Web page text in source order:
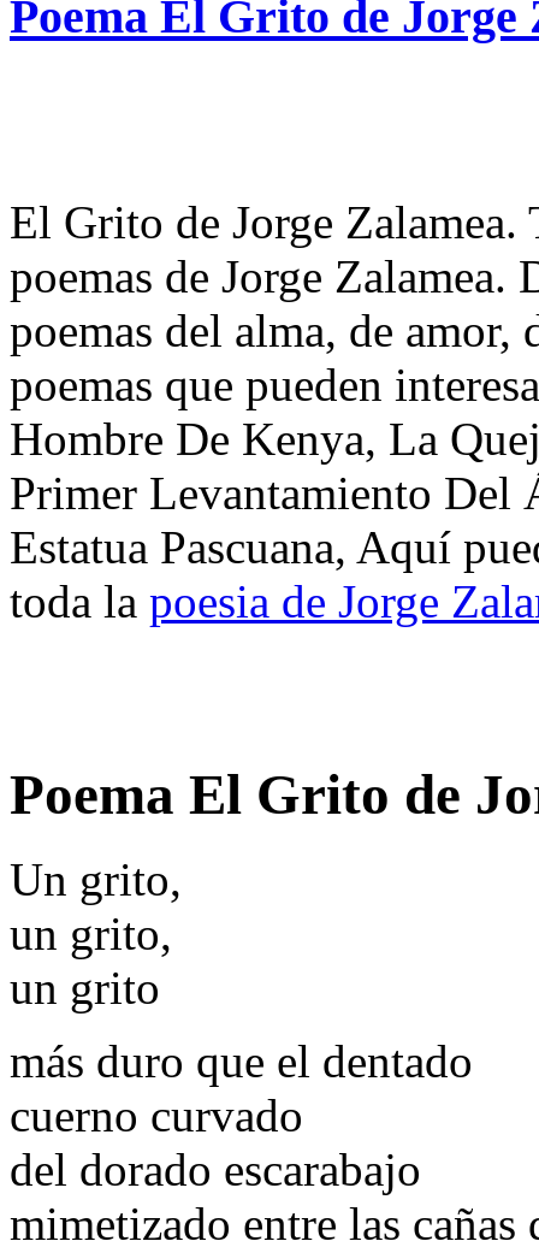
Poema El Grito de Jorge
El Grito de Jorge
poemas de Jorge
poemas del alma, de
poemas que pueden
Hombre De Kenya, La
Primer Levantamiento Del
Estatua Pascuana, Aquí
toda la poesia de Jorge
Poema El Grito de
Un grito,
un grito,
un grito
más duro que el dentado
cuerno curvado
del dorado escarabajo
mimetizado entre las cañas